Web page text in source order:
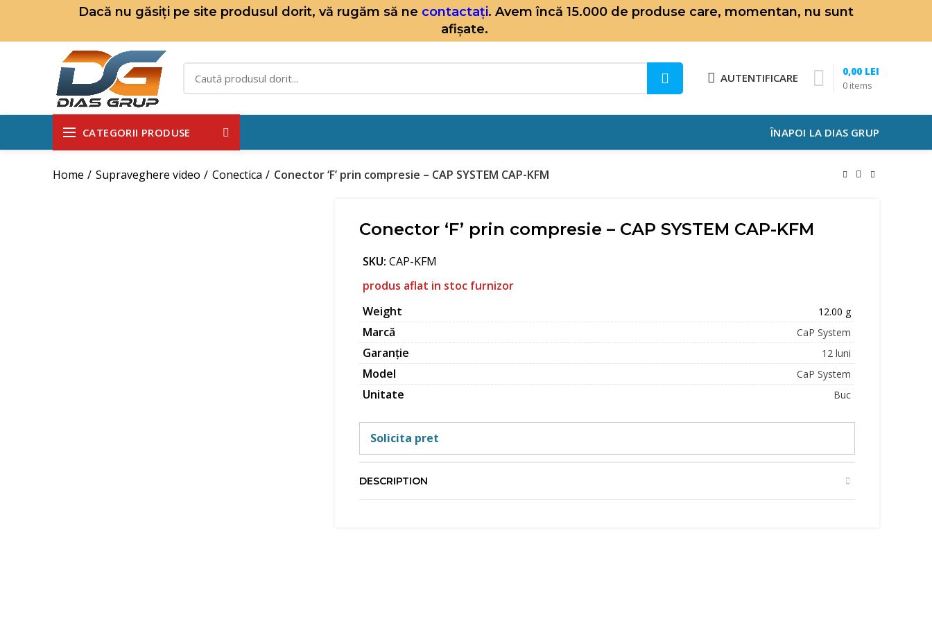
Dacă nu găsiți pe site produsul dorit, vă rugăm să ne contactați. Avem încă 15.000 de produse care, momentan, nu sunt
afișate.
AUTENTIFICARE
0 items
0,00 LEI
CATEGORII PRODUSE ÎNAPOI LA DIAS GRUP
Home Supraveghere video Conectica Conector ‘F’ prin compresie – CAP SYSTEM CAP-KFM
Conector ‘F’ prin compresie – CAP SYSTEM CAP-KFM
SKU:CAP-KFM
produs aflat in stoc furnizor
Weight
12.00 g
Marcă CaP System
Garanție 12 luni
Model CaP System
Unitate Buc
Solicita pret
DESCRIPTION